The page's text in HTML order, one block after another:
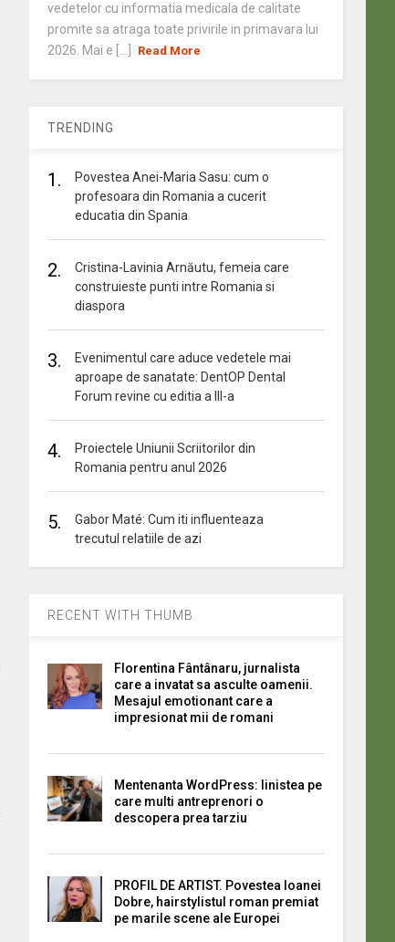
vedetelor cu informatia medicala de calitate
promite sa atraga toate privirile in primavara lui
2026. Mai e [...]
Read More
TRENDING
1.
Povestea Anei-Maria Sasu: cum o
profesoara din Romania a cucerit
educatia din Spania
2.
Cristina-Lavinia Arnăutu, femeia care
construieste punti intre Romania si
diaspora
3.
Evenimentul care aduce vedetele mai
aproape de sanatate: DentOP Dental
Forum revine cu editia a III-a
4.
Proiectele Uniunii Scriitorilor din
Romania pentru anul 2026
5.
Gabor Maté: Cum iti influenteaza
trecutul relatiile de azi
RECENT WITH THUMB
Florentina Fântânaru, jurnalista
care a invatat sa asculte oamenii.
Mesajul emotionant care a
impresionat mii de romani
Mentenanta WordPress: linistea pe
care multi antreprenori o
descopera prea tarziu
PROFIL DE ARTIST. Povestea Ioanei
Dobre, hairstylistul roman premiat
pe marile scene ale Europei